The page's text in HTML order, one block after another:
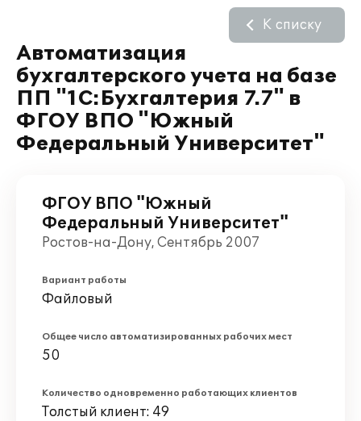
Автоматизация
бухгалтерского учета на базе
ПП "1С:Бухгалтерия 7.7" в
ФГОУ ВПО "Южный
Федеральный Университет"
К списку
ФГОУ ВПО "Южный
Федеральный Университет"
Ростов-на-Дону, Сентябрь 2007
Вариант работы
Файловый
Общее число автоматизированных рабочих мест
50
Количество одновременно работающих клиентов
Толстый клиент: 49